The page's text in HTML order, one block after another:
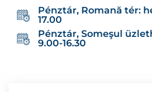
Pénztár, Romană tér:
17.00
Pénztár, Someşul
9.00-16.30